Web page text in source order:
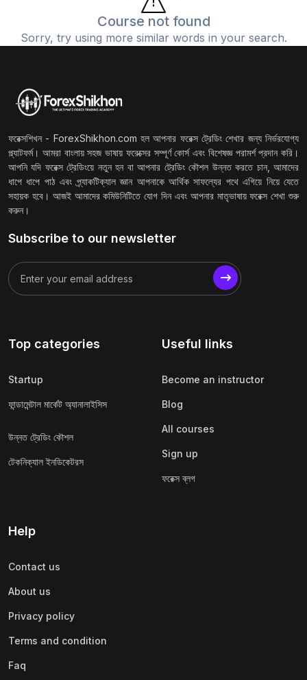
Course not found
Sorry, try using more similar words in your search.
ফরেক্সশিখন - ForexShikhon.com হল আপনার ফরেক্স ট্রেডিং শেখার জন্য নির্ভরযোগ্য
প্ল্যাটফর্ম। আমরা বাংলায় সহজ ভাষায় ফরেক্সের সম্পূর্ণ কোর্স এবং বিশেষজ্ঞ পরামর্শ প্রদান করি।
আপনি যদি ফরেক্স ট্রেডিংয়ে নতুন হন বা আপনার ট্রেডিং কৌশল উন্নত করতে চান, আমাদের
ধাপে ধাপে পাঠ এবং প্র্যাকটিক্যাল জ্ঞান আপনাকে আর্থিক সাফল্যের পথে এগিয়ে নিয়ে যেতে
সহায়ক হবে। আজই আমাদের কমিউনিটিতে যোগ দিন এবং আপনার মাতৃভাষায় ফরেক্স শেখা শুরু
করুন।
Subscribe to our newsletter
Top categories
Startup
ফান্ডামেন্টাল মার্কেট অ্যানালাইসিস
উন্নত ট্রেডিং কৌশল
টেকনিক্যাল ইনডিকেটরস
Useful links
Become an instructor
Blog
All courses
Sign up
ফরেক্স ব্লগ
Help
Contact us
About us
Privacy policy
Terms and condition
Faq